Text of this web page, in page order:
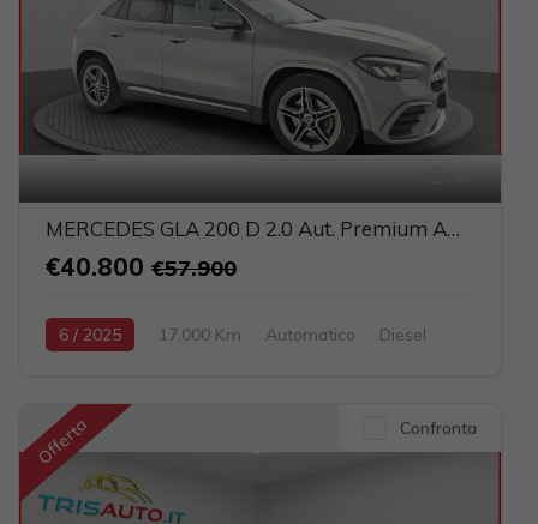
MERCEDES GLA 200 D 2.0 Aut. Premium AMG (FULL LED+PELLE)
€40.800 €57.900
6 / 2025 17.000 Km Automatico
Diesel
Offerta Confronta